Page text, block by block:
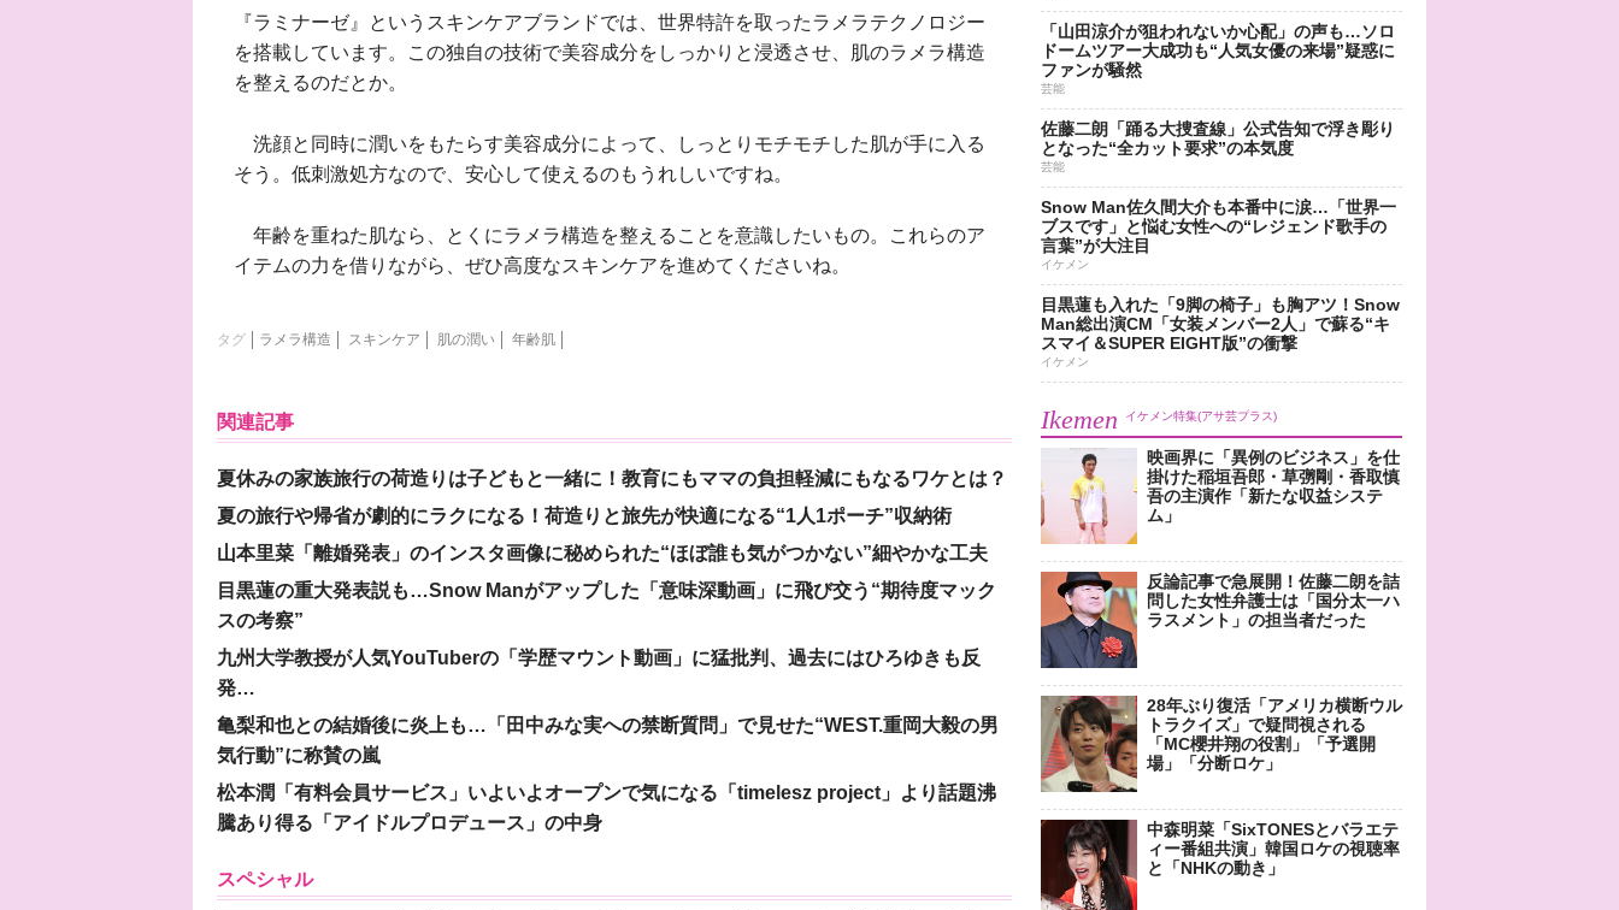
『ラミナーゼ』というスキンケアブランドでは、世界特許を取ったラメラテクノロジー
を搭載しています。この独自の技術で美容成分をしっかりと浸透させ、肌のラメラ構造
を整えるのだとか。
洗顔と同時に潤いをもたらす美容成分によって、しっとりモチモチした肌が手に入る
そう。低刺激処方なので、安心して使えるのもうれしいですね。
年齢を重ねた肌なら、とくにラメラ構造を整えることを意識したいもの。これらのア
イテムの力を借りながら、ぜひ高度なスキンケアを進めてくださいね。
タグ ラメラ構造 スキンケア 肌の潤い 年齢肌
関連記事
夏休みの家族旅行の荷造りは子どもと一緒に！教育にもママの負担軽減にもなるワケとは？
夏の旅行や帰省が劇的にラクになる！荷造りと旅先が快適になる“1人1ポーチ”収納術
山本里菜「離婚発表」のインスタ画像に秘められた“ほぼ誰も気がつかない”細やかな工夫
目黒蓮の重大発表説も…Snow Manがアップした「意味深動画」に飛び交う“期待度マック
スの考察”
九州大学教授が人気YouTuberの「学歴マウント動画」に猛批判、過去にはひろゆきも反
発…
亀梨和也との結婚後に炎上も…「田中みな実への禁断質問」で見せた“WEST.重岡大毅の男
気行動”に称賛の嵐
松本潤「有料会員サービス」いよいよオープンで気になる「timelesz project」より話題沸
騰あり得る「アイドルプロデュース」の中身
スペシャル
「山田涼介が狙われないか心配」の声も…ソロ
ドームツアー大成功も“人気女優の来場”疑惑に
ファンが騒然
芸能
佐藤二朗「踊る大捜査線」公式告知で浮き彫り
となった“全カット要求”の本気度
芸能
Snow Man佐久間大介も本番中に涙…「世界一
ブスです」と悩む女性への“レジェンド歌手の
言葉”が大注目
イケメン
目黒蓮も入れた「9脚の椅子」も胸アツ！Snow
Man総出演CM「女装メンバー2人」で蘇る“キ
スマイ＆SUPER EIGHT版”の衝撃
イケメン
Ikemen イケメン特集(アサ芸プラス)
映画界に「異例のビジネス」を仕
掛けた稲垣吾郎・草彅剛・香取慎
吾の主演作「新たな収益システ
ム」
反論記事で急展開！佐藤二朗を詰
問した女性弁護士は「国分太一ハ
ラスメント」の担当者だった
28年ぶり復活「アメリカ横断ウル
トラクイズ」で疑問視される
「MC櫻井翔の役割」「予選開
場」「分断ロケ」
中森明菜「SixTONESとバラエテ
ィー番組共演」韓国ロケの視聴率
と「NHKの動き」